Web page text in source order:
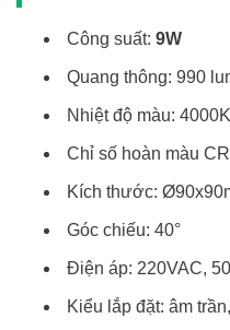
Công suất: 9W
Quang thông: 990
Nhiệt độ màu:
Chỉ số hoàn màu
Kích thước:
Góc chiếu: 40°
Điện áp: 220VAC,
Kiểu lắp đặt: âm